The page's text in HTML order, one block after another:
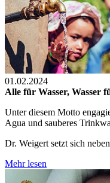
01.02.2024
Alle für Wasser, Wasser
Unter diesem Motto
Agua und sauberes
Dr. Weigert setzt sich
Mehr lesen